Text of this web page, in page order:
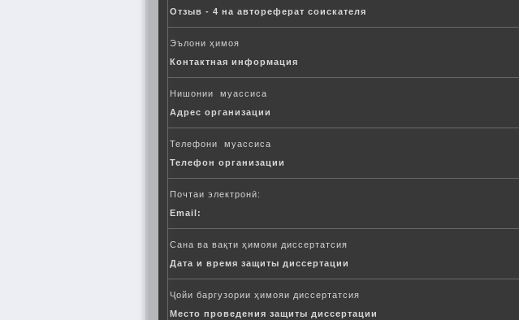
Отзыв - 4 на автореферат соискателя
Эълони ҳимоя
Контактная информация
Нишонии муассиса
Адрес организации
Телефони муассиса
Телефон организации
Почтаи электронӣ:
Email:
Сана ва вақти ҳимояи диссертатсия
Дата и время защиты диссертации
Ҷойи баргузории ҳимояи диссертатсия
Место проведения защиты диссертации